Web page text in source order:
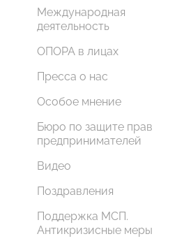
Международная
деятельность
ОПОРА в лицах
Пресса о нас
Особое мнение
Бюро по защите прав
предпринимателей
Видео
Поздравления
Поддержка МСП.
Антикризисные меры